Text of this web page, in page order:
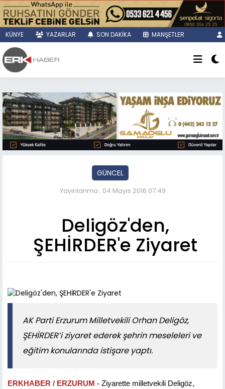
KÜNYE YAZARLAR SON DAKİKA MANŞETLER
GÜNCEL
Yayınlanma : 04 Mayıs 2016 07:49
Deligöz'den,
ŞEHİRDER'e Ziyaret
AK Parti Erzurum Milletvekili Orhan Deligöz,
ŞEHİRDER’i ziyaret ederek şehrin meseleleri ve
eğitim konularında istişare yaptı.
ERKHABER / ERZURUM - Ziyarette milletvekili Deligöz,